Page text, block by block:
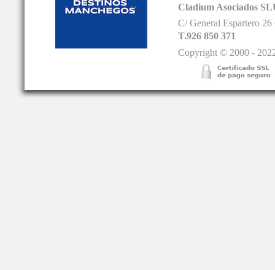
Cladium Asociados
C/ General Espartero
T.926 850 371
Copyright © 2000 -